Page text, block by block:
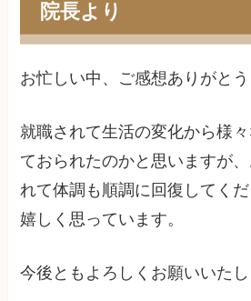
院長より
お忙しい中、ご感想ありがとう
就職されて生活の変化から様
ておられたのかと思いますが
れて体調も順調に回復してく
嬉しく思っています。
今後ともよろしくお願いいたし